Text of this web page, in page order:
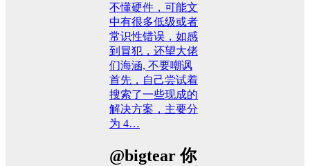
不懂硬件，可能文
中有很多低级或者
常识性错误，如感
到冒犯，还望大佬
们海涵, 不要嘲讽
首先，自己尝试着
搜索了一些现成的
解决方案，主要分
为 4…
@bigtear 你